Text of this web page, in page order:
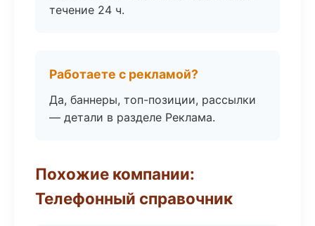
течение 24 ч.
Работаете с рекламой?
Да, баннеры, топ-позиции, рассылки
— детали в разделе Реклама.
Похожие компании:
Телефонный справочник